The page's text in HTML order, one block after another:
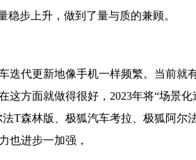
稳步上升，做到了量与质的兼顾。
迭代更新地像手机一样频繁。当前就
方面就做得很好，2023年将“场景
T森林版、极狐汽车考拉、极狐阿尔
也进步一加强，